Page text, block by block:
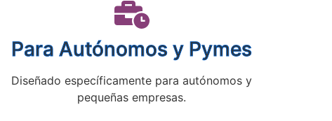
Para Autónomos y Pymes
Diseñado específicamente para autónomos y
pequeñas empresas.